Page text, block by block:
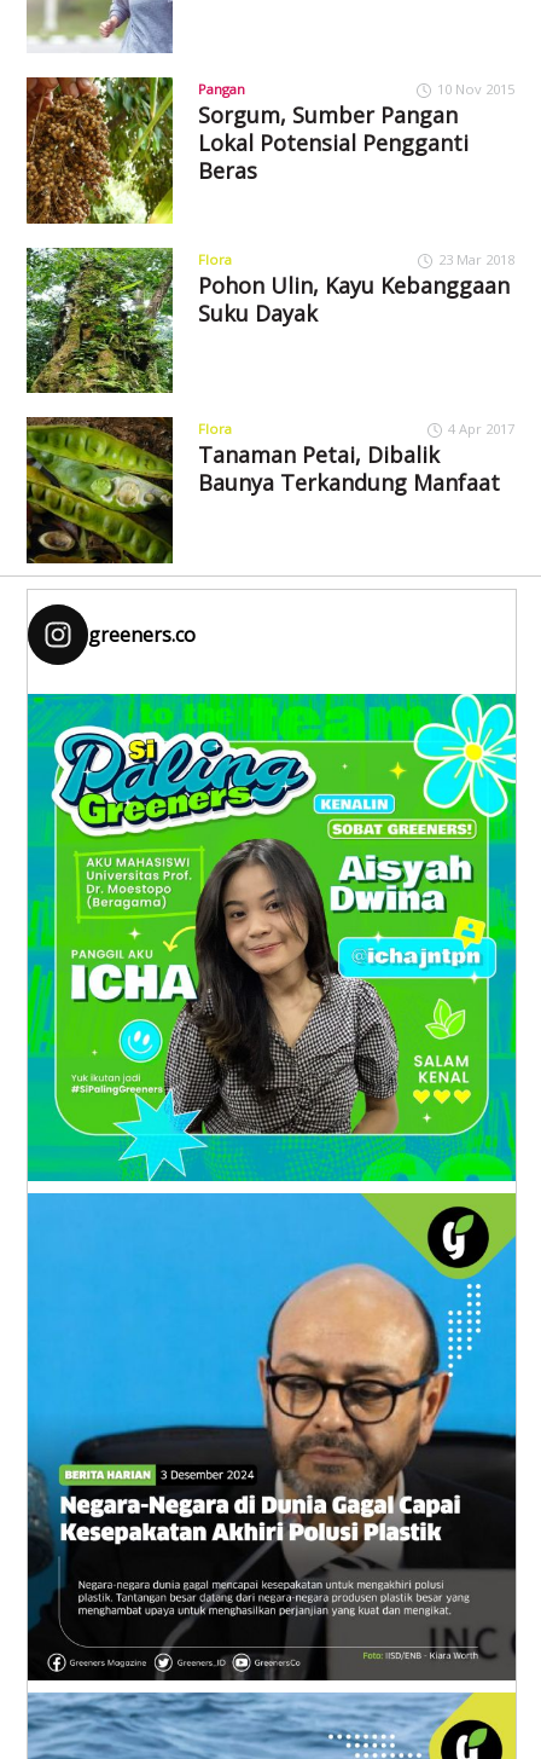
Pangan 10 Nov 2015
Sorgum, Sumber Pangan
Lokal Potensial Pengganti
Beras
Flora 23 Mar 2018
Pohon Ulin, Kayu Kebanggaan
Suku Dayak
Flora 4 Apr 2017
Tanaman Petai, Dibalik
Baunya Terkandung Manfaat
greeners.co